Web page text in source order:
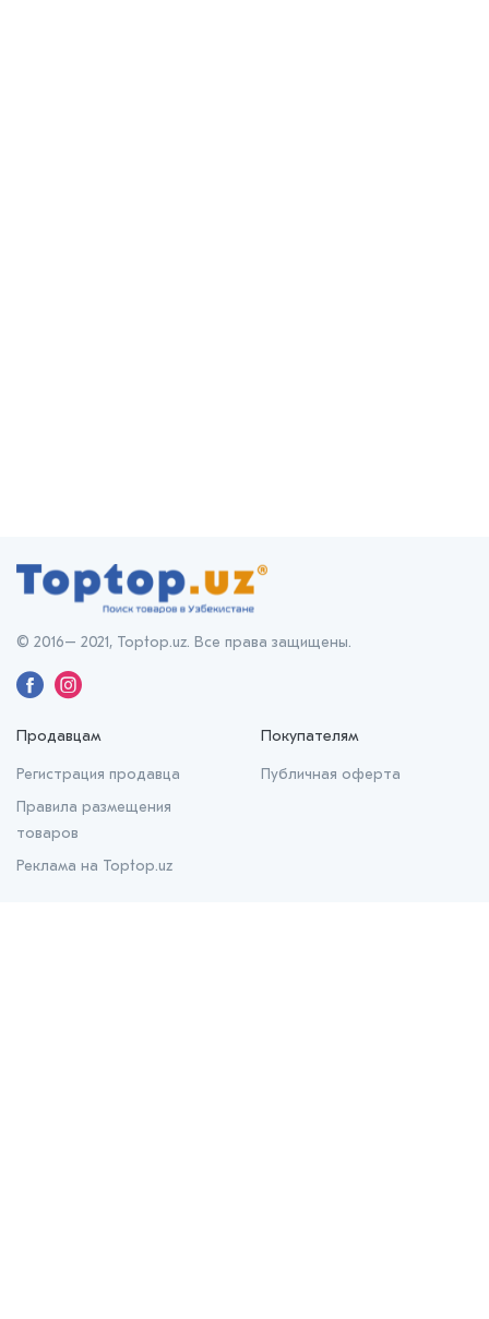
Продавцам
Регистрация продавца
Правила размещения
товаров
Реклама на Toptop.uz
Покупателям
Публичная оферта
© 2016– 2021, Toptop.uz. Все права защищены.